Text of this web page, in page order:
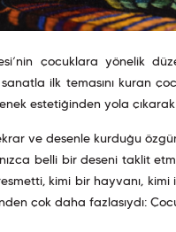
çocuklara yönelik
ilk temasını kuran
estetiğinden yola
ve desenle kurduğu
belli bir deseni taklit
kimi bir hayvanı,
çok daha fazlasıydı: